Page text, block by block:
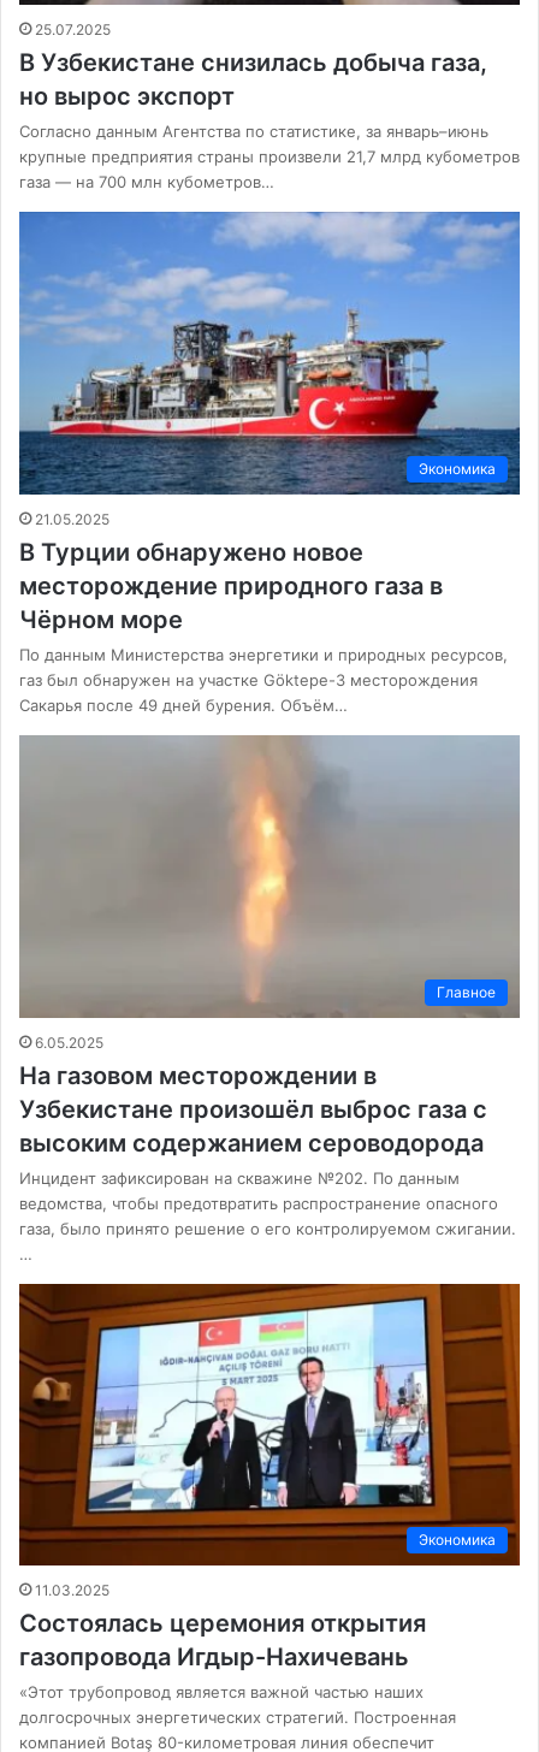
25.07.2025
В Узбекистане снизилась добыча газа,
но вырос экспорт
Согласно данным Агентства по статистике, за январь–июнь
крупные предприятия страны произвели 21,7 млрд кубометров
газа — на 700 млн кубометров…
Экономика
21.05.2025
В Турции обнаружено новое
месторождение природного газа в
Чёрном море
По данным Министерства энергетики и природных ресурсов,
газ был обнаружен на участке Göktepe-3 месторождения
Сакарья после 49 дней бурения. Объём…
Главное
6.05.2025
На газовом месторождении в
Узбекистане произошёл выброс газа с
высоким содержанием сероводорода
Инцидент зафиксирован на скважине №202. По данным
ведомства, чтобы предотвратить распространение опасного
газа, было принято решение о его контролируемом сжигании.
…
Экономика
11.03.2025
Состоялась церемония открытия
газопровода Игдыр-Нахичевань
«Этот трубопровод является важной частью наших
долгосрочных энергетических стратегий. Построенная
компанией Botaş 80-километровая линия обеспечит